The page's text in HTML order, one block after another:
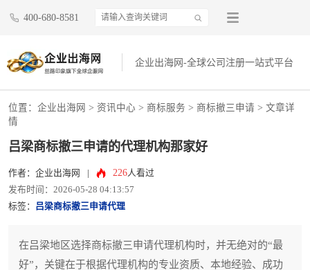
400-680-8581
企业出海网-全球公司注册一站式平台
位置： 企业出海网 > 资讯中心 > 商标服务 > 商标撤三申请 > 文章详
情
吕梁商标撤三申请的代理机构那家好
作者：企业出海网 226人看过
发布时间：2026-05-28 04:13:57
标签： 吕梁商标撤三申请代理
在吕梁地区选择商标撤三申请代理机构时，并无绝对的“最
好”，关键在于根据代理机构的专业资质、本地经验、成功